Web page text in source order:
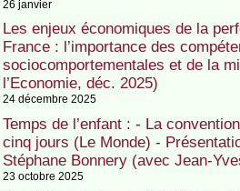
26 janvier
Les enjeux économiques de la
France : l’importance des
sociocomportementales et de la
l’Economie, déc. 2025)
24 décembre 2025
Temps de l’enfant : - La
cinq jours (Le Monde) -
Stéphane Bonnery (avec Jean-
23 octobre 2025